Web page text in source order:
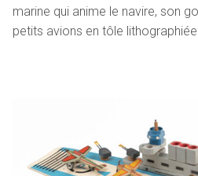
marine qui anime le navire, son
petits avions en tôle lithographiée.